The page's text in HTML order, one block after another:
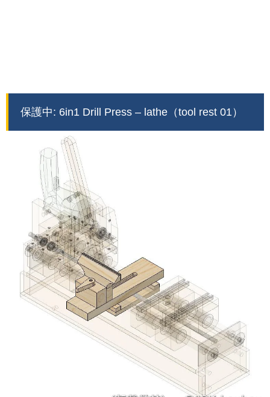
保護中: 6in1 Drill Press – lathe（tool rest 01）